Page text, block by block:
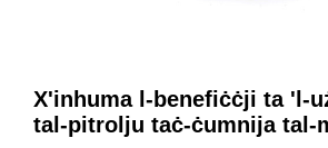
X'inhuma l-benefiċċji ta 'l-
tal-pitrolju taċ-ċumnija tal-